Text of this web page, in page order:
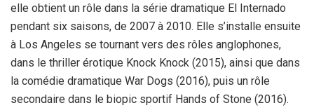
elle obtient un rôle dans la série dramatique El Internado
pendant six saisons, de 2007 à 2010. Elle s’installe ensuite
à Los Angeles se tournant vers des rôles anglophones,
dans le thriller érotique Knock Knock (2015), ainsi que dans
la comédie dramatique War Dogs (2016), puis un rôle
secondaire dans le biopic sportif Hands of Stone (2016).